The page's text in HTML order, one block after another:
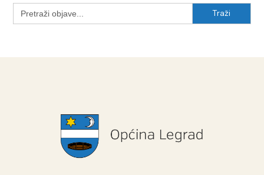
Search
for: